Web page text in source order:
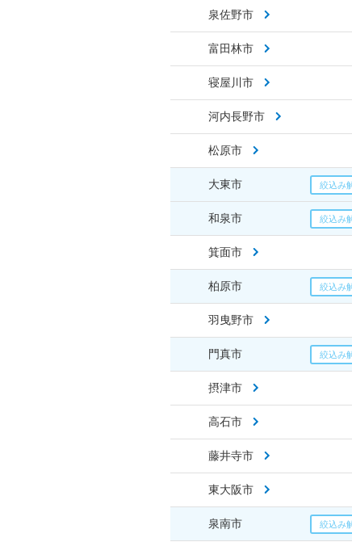
泉佐野市
富田林市
寝屋川市
河内長野市
松原市
大東市
和泉市
箕面市
柏原市
羽曳野市
門真市
摂津市
高石市
藤井寺市
東大阪市
泉南市